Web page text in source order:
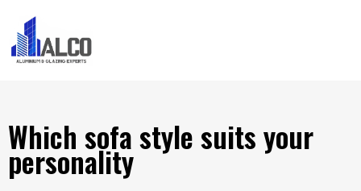
Which sofa style suits your
personality